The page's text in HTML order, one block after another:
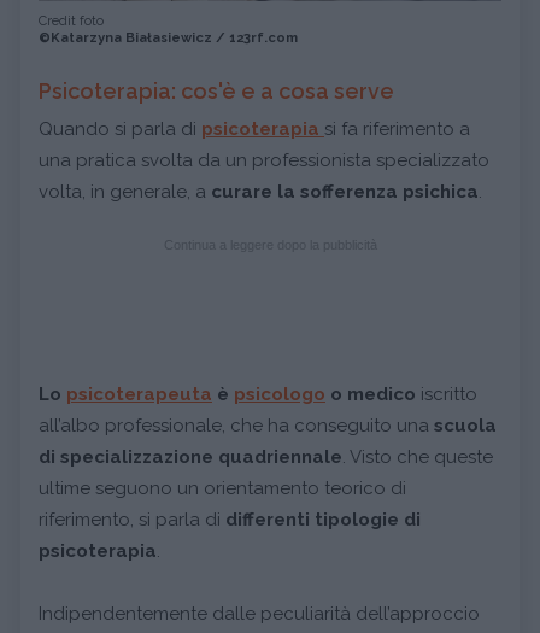
Credit foto
©Katarzyna Białasiewicz / 123rf.com
Psicoterapia: cos'è e a cosa serve
Quando si parla di psicoterapia si fa riferimento a
una pratica svolta da un professionista specializzato
volta, in generale, a curare la sofferenza psichica.
Lo psicoterapeuta è psicologo o medico iscritto
all’albo professionale, che ha conseguito una scuola
di specializzazione quadriennale. Visto che queste
ultime seguono un orientamento teorico di
riferimento, si parla di differenti tipologie di
psicoterapia.
Indipendentemente dalle peculiarità dell’approccio